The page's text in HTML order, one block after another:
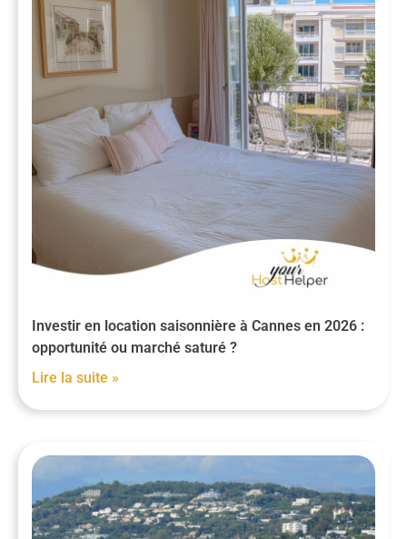
Investir en location saisonnière à Cannes en 2026 :
opportunité ou marché saturé ?
Lire la suite »